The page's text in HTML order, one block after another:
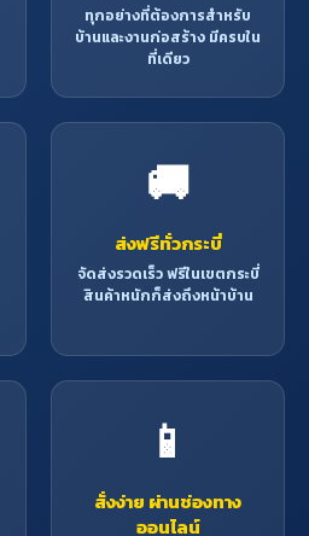
ทุกอย่างที่ต้องการสำหรับ
บ้านและงานก่อสร้าง มีครบใน
ที่เดียว
🚚
ส่งฟรีทั่วกระบี่
จัดส่งรวดเร็ว ฟรีในเขตกระบี่
สินค้าหนักก็ส่งถึงหน้าบ้าน
📱
สั่งง่าย ผ่านช่องทาง
ออนไลน์